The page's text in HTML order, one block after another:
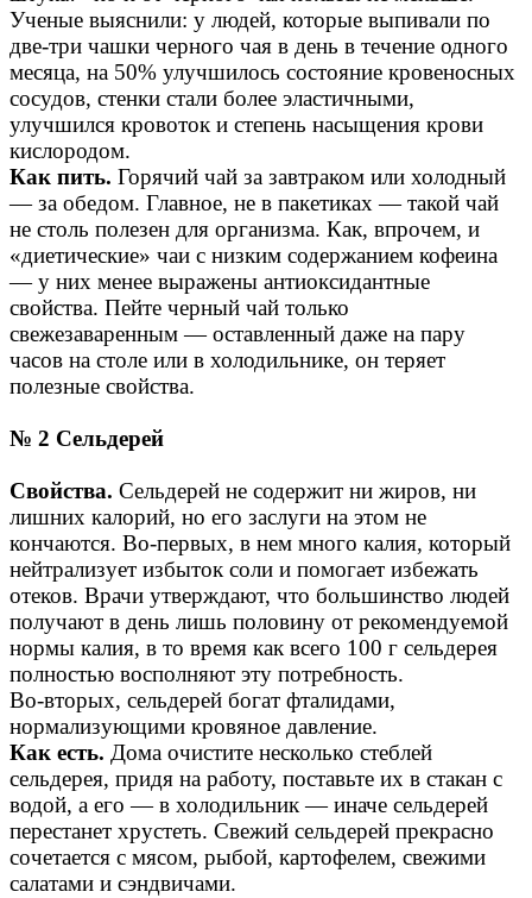
Ученые выяснили: у людей, которые выпивали по
две-три чашки черного чая в день в течение одного
месяца, на 50% улучшилось состояние кровеносных
сосудов, стенки стали более эластичными,
улучшился кровоток и степень насыщения крови
кислородом.
Как пить. Горячий чай за завтраком или холодный
— за обедом. Главное, не в пакетиках — такой чай
не столь полезен для организма. Как, впрочем, и
«диетические» чаи с низким содержанием кофеина
— у них менее выражены антиоксидантные
свойства. Пейте черный чай только
свежезаваренным — оставленный даже на пару
часов на столе или в холодильнике, он теряет
полезные свойства.
№ 2 Сельдерей
Свойства. Сельдерей не содержит ни жиров, ни
лишних калорий, но его заслуги на этом не
кончаются. Во-первых, в нем много калия, который
нейтрализует избыток соли и помогает избежать
отеков. Врачи утверждают, что большинство людей
получают в день лишь половину от рекомендуемой
нормы калия, в то время как всего 100 г сельдерея
полностью восполняют эту потребность.
Во-вторых, сельдерей богат фталидами,
нормализующими кровяное давление.
Как есть. Дома очистите несколько стеблей
сельдерея, придя на работу, поставьте их в стакан с
водой, а его — в холодильник — иначе сельдерей
перестанет хрустеть. Свежий сельдерей прекрасно
сочетается с мясом, рыбой, картофелем, свежими
салатами и сэндвичами.